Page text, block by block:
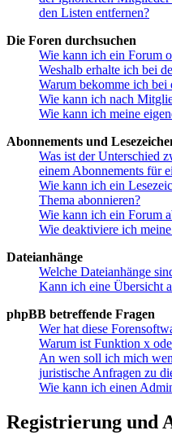
den Listen entfernen?
Die Foren durchsuchen
Wie kann ich ein Forum
Weshalb erhalte ich bei
Warum bekomme ich bei
Wie kann ich nach
Wie kann ich meine
Abonnements und
Was ist der Unterschied
einem Abonnements für
Wie kann ich ein
Thema abonnieren?
Wie kann ich ein Forum
Wie deaktiviere ich
Dateianhänge
Welche Dateianhänge
Kann ich eine Übersicht
phpBB betreffende Fragen
Wer hat diese
Warum ist Funktion x
An wen soll ich mich
juristische Anfragen zu
Wie kann ich einen
Registrierung und